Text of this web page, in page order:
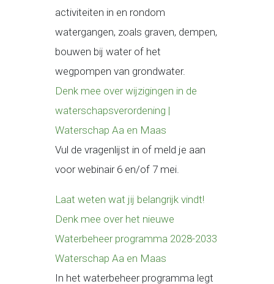
activiteiten in en rondom
watergangen, zoals graven, dempen,
bouwen bij water of het
wegpompen van grondwater.
Denk mee over wijzigingen in de
waterschapsverordening |
Waterschap Aa en Maas
Vul de vragenlijst in of meld je aan
voor webinair 6 en/of 7 mei.
Laat weten wat jij belangrijk vindt!
Denk mee over het nieuwe
Waterbeheer programma 2028-2033
Waterschap Aa en Maas
In het waterbeheer programma legt